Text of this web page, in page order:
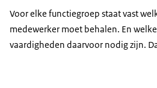
Voor elke functiegroep staat vast
medewerker moet behalen. En
vaardigheden daarvoor nodig zijn.